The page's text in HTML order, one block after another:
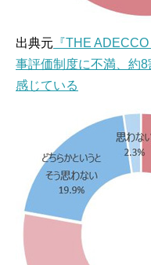
出典元 『THE
事評価制度に不満、約
感じている